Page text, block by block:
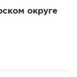
округе